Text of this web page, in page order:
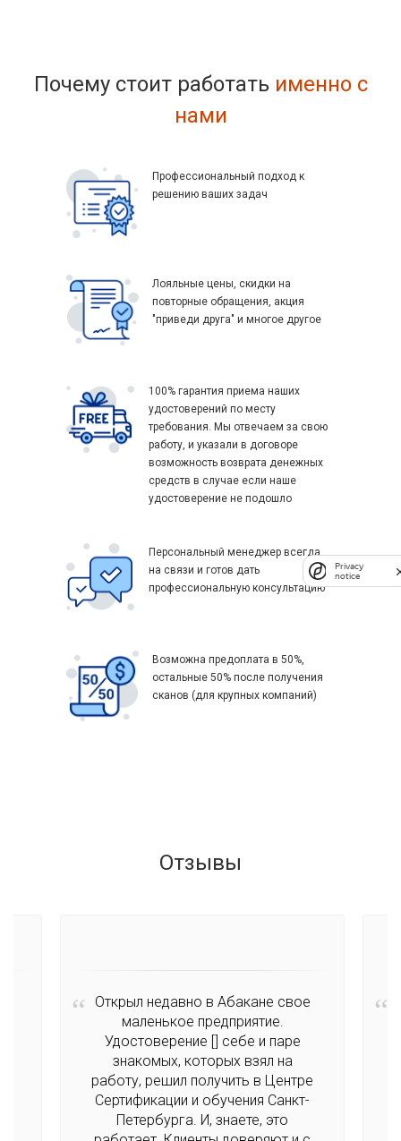
Почему стоит работать именно с
нами
Профессиональный подход к
решению ваших задач
Лояльные цены, скидки на
повторные обращения, акция
"приведи друга" и многое другое
100% гарантия приема наших
удостоверений по месту
требования. Мы отвечаем за свою
работу, и указали в договоре
возможность возврата денежных
средств в случае если наше
удостоверение не подошло
Возможна предоплата в 50%,
остальные 50% после получения
сканов (для крупных компаний)
Персональный менеджер всегда
на связи и готов дать
профессиональную консультацию
Отзывы
Открыл недавно в Абакане свое
маленькое предприятие.
Удостоверение [ ] себе и паре
знакомых, которых взял на
работу, решил получить в Центре
Сертификации и обучения Санкт-
Петербурга. И, знаете, это
Privacy
notice